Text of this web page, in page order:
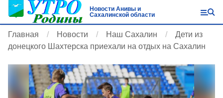
Новости Анивы и
Сахалинской области
Главная Новости Наш Сахалин
Дети из
донецкого Шахтерска приехали на отдых на Сахалин